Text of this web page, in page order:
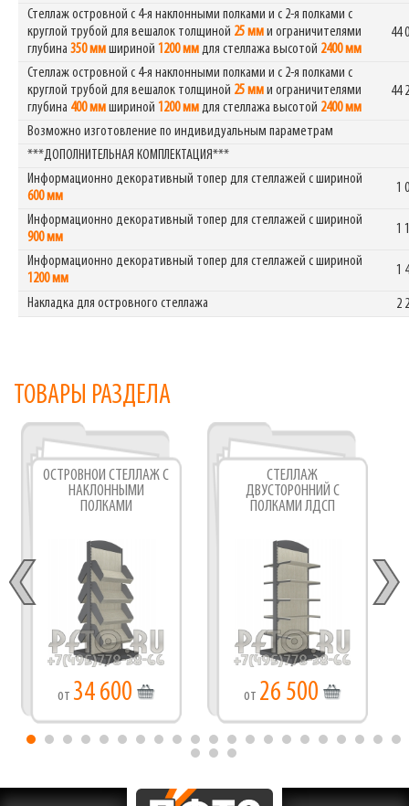
Стеллаж островной с 4-я наклонными полками и с 2-я полками с
круглой трубой для вешалок толщиной 25 мми ограничителями
глубина 350 ммшириной 1200 ммдля стеллажа высотой 2400 мм
44
Стеллаж островной с 4-я наклонными полками и с 2-я полками с
круглой трубой для вешалок толщиной 25 мми ограничителями
глубина 400 ммшириной 1200 ммдля стеллажа высотой 2400 мм
44
Возможно изготовление по индивидуальным параметрам
***ДОПОЛНИТЕЛЬНАЯ КОМПЛЕКТАЦИЯ***
Информационно декоративный топер для стеллажей с шириной
600 мм
1
Информационно декоративный топер для стеллажей с шириной
900 мм
1
Информационно декоративный топер для стеллажей с шириной
1200 мм
1
Накладка для островного стеллажа 2
ТОВАРЫ РАЗДЕЛА
ОСТРОВНОЙ СТЕЛЛАЖ С
НАКЛОННЫМИ
ПОЛКАМИ
от 34 600
СТЕЛЛАЖ
ДВУСТОРОННИЙ С
ПОЛКАМИ ЛДСП
от 26 500